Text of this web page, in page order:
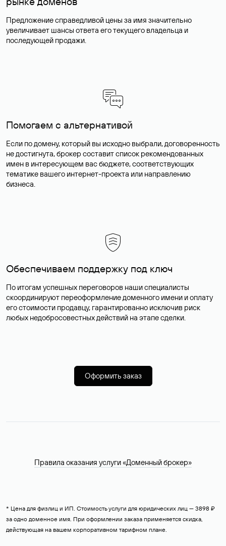
Предложение справедливой цены за имя значительно
увеличивает шансы ответа его текущего владельца и
последующей продажи.
Помогаем с альтернативой
Если по домену, который вы исходно выбрали, договоренность
не достигнута, брокер составит список рекомендованных
имен в интересующем вас бюджете, соответствующих
тематике вашего интернет-проекта или направлению
бизнеса.
Обеспечиваем поддержку под ключ
По итогам успешных переговоров наши специалисты
скоординируют переоформление доменного имени и оплату
его стоимости продавцу, гарантированно исключив риск
любых недобросовестных действий на этапе сделки.
Оформить заказ
Правила оказания услуги «Доменный брокер»
* Цена для физлиц и ИП. Стоимость услуги для юридических лиц — 3898 ₽
за одно доменное имя. При оформлении заказа применяется скидка,
действующая на вашем корпоративном тарифном плане.